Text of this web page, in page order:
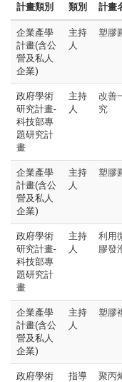
計畫類別 類別 計畫
企業產學
計畫(含公
營及私人
企業)
主持
人
塑膠
政府學術
研究計畫-
科技部專
題研究計
畫
主持
人
改善
究
企業產學
計畫(含公
營及私人
企業)
主持
人
塑膠
政府學術
研究計畫-
科技部專
題研究計
畫
主持
人
利用
膠發
企業產學
計畫(含公
營及私人
企業)
主持
人
塑膠
政府學術
指導
聚丙